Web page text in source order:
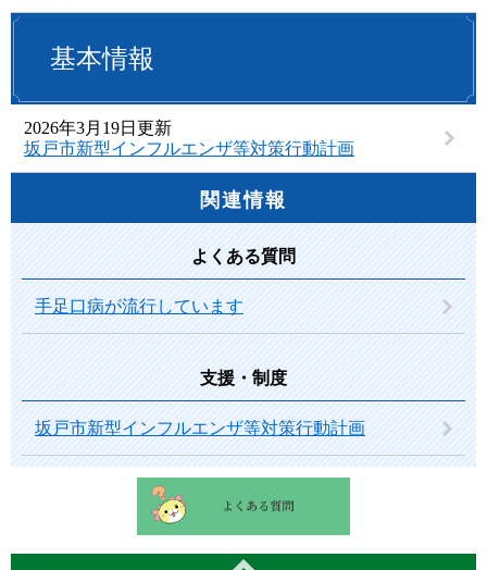
基本情報
2026年3月19日更新
坂戸市新型インフルエンザ等対策行動計画
関連情報
よくある質問
手足口病が流行しています
支援・制度
坂戸市新型インフルエンザ等対策行動計画